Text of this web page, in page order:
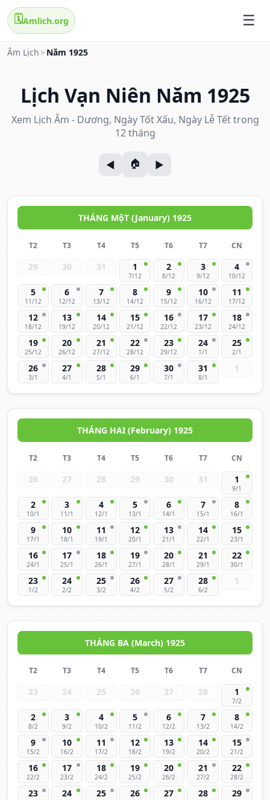
🗓️Amlich.org
Âm Lịch > Năm 1925
Lịch Vạn Niên Năm 1925
Xem Lịch Âm - Dương, Ngày Tốt Xấu, Ngày Lễ Tết trong
12 tháng
THÁNG MộT (January) 1925
T2 T3 T4 T5 T6 T7 CN
29 30 31 1
7/12
2
8/12
3
9/12
4
10/12
5
11/12
6
12/12
7
13/12
8
14/12
9
15/12
10
16/12
11
17/12
12
18/12
13
19/12
14
20/12
15
21/12
16
22/12
17
23/12
18
24/12
19
25/12
20
26/12
21
27/12
22
28/12
23
29/12
24
1/1
25
2/1
26
3/1
27
4/1
28
5/1
29
6/1
30
7/1
31
8/1
1
THÁNG HAI (February) 1925
T2 T3 T4 T5 T6 T7 CN
26 27 28 29 30 31 1
9/1
2
10/1
3
11/1
4
12/1
5
13/1
6
14/1
7
15/1
8
16/1
9
17/1
10
18/1
11
19/1
12
20/1
13
21/1
14
22/1
15
23/1
16
24/1
17
25/1
18
26/1
19
27/1
20
28/1
21
29/1
22
30/1
23
1/2
24
2/2
25
3/2
26
4/2
27
5/2
28
6/2
1
THÁNG BA (March) 1925
T2 T3 T4 T5 T6 T7 CN
23 24 25 26 27 28 1
7/2
2
8/2
3
9/2
4
10/2
5
11/2
6
12/2
7
13/2
8
14/2
9
15/2
10
16/2
11
17/2
12
18/2
13
19/2
14
20/2
15
21/2
16
22/2
17
23/2
18
24/2
19
25/2
20
26/2
21
27/2
22
28/2
23 24 25 26 27 28 29